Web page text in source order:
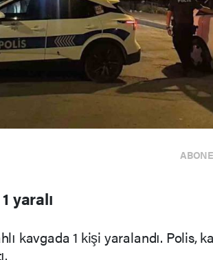
yaralı
kavgada 1 kişi yaralandı. Polis,